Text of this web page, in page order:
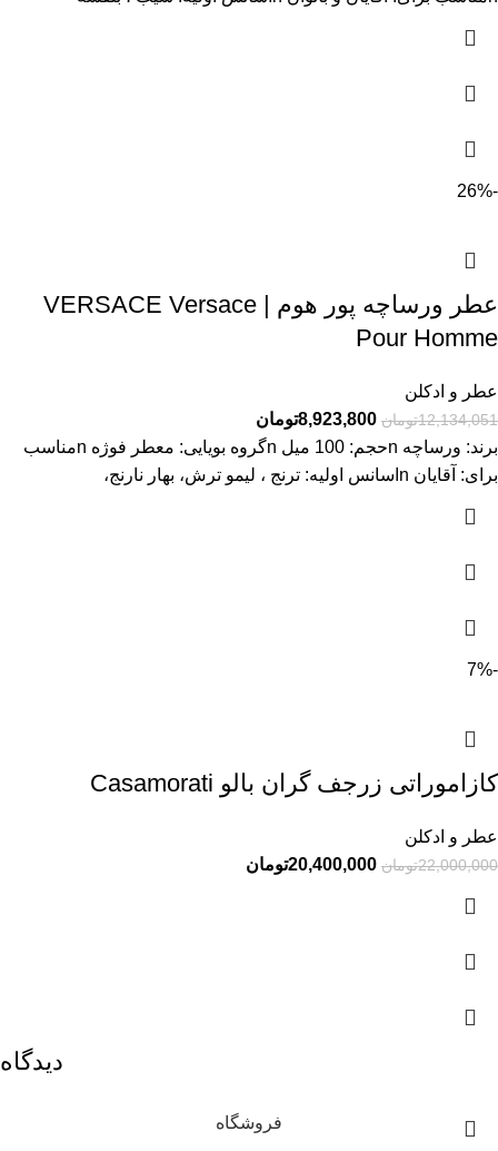
-26%
عطر ورساچه پور هوم | VERSACE Versace
Pour Homme
عطر و ادکلن
12,134,051تومان 8,923,800تومان
برند: ورساچه nحجم: 100 میل nگروه بویایی: معطر فوژه nمناسب
برای: آقایان nاسانس اولیه: ترنج ، لیمو ترش، بهار نارنج،
-7%
کازاموراتی زرجف گران بالو Casamorati
عطر و ادکلن
22,000,000تومان 20,400,000تومان
دیدگاه
فروشگاه